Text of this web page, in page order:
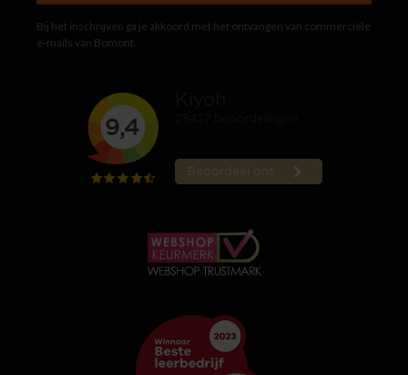
Bij het inschrijven ga je akkoord met het ontvangen van commerciële
e-mails van Bomont.